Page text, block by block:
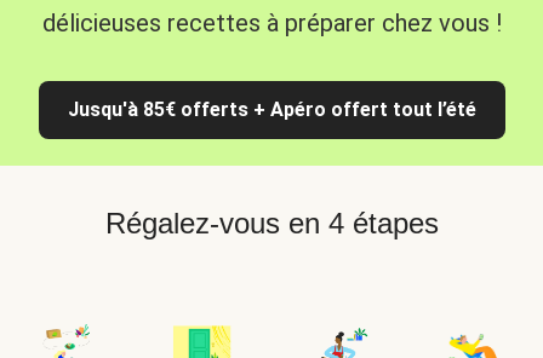
délicieuses recettes à préparer chez vous !
Jusqu'à 85€ offerts + Apéro offert tout l’été
Régalez-vous en 4 étapes